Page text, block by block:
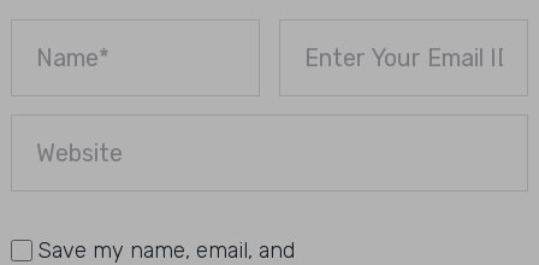
Save my name, email, and